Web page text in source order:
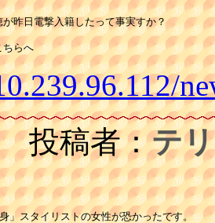
昨日電撃入籍したって事実すか？
ちらへ
稿者：テ
」スタイリストの女性が恐かったです。